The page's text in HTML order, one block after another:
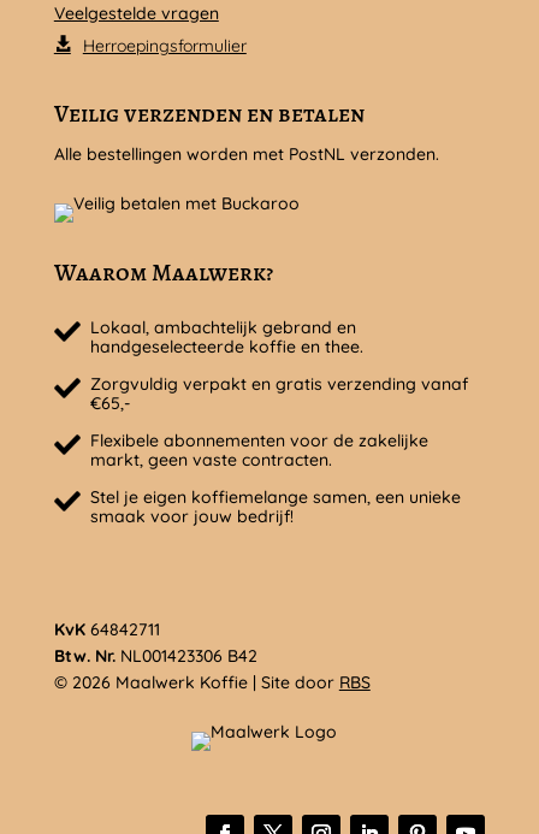
Veelgestelde vragen
Herroepingsformulier
Veilig verzenden en betalen
Alle bestellingen worden met PostNL verzonden.
Waarom Maalwerk?
Lokaal, ambachtelijk gebrand en
handgeselecteerde koffie en thee.
Zorgvuldig verpakt en gratis verzending vanaf
€65,-
Flexibele abonnementen voor de zakelijke
markt, geen vaste contracten.
Stel je eigen koffiemelange samen, een unieke
smaak voor jouw bedrijf!
KvK64842711
Btw. Nr.NL001423306 B42
© 2026 Maalwerk Koffie | Site door RBS